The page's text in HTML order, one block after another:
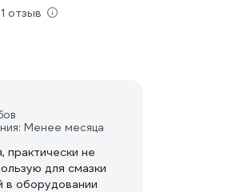
1 отзыв
Менее месяца
практически не
для смазки
в оборудовании